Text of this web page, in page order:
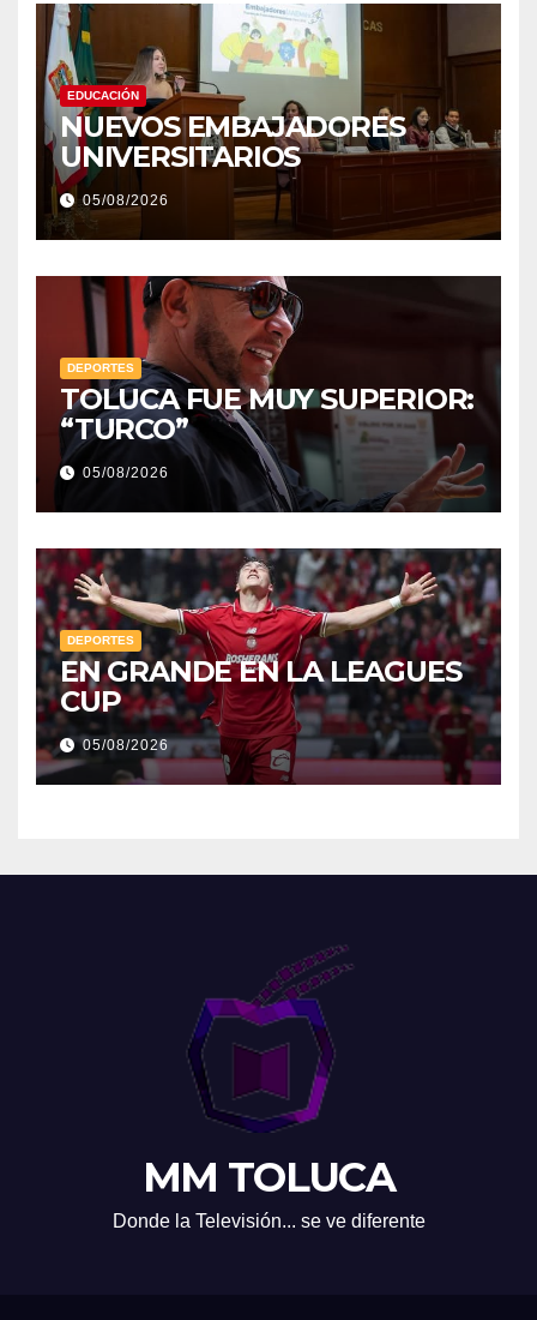
EDUCACIÓN
NUEVOS EMBAJADORES
UNIVERSITARIOS
05/08/2026
DEPORTES
TOLUCA FUE MUY SUPERIOR:
“TURCO”
05/08/2026
DEPORTES
EN GRANDE EN LA LEAGUES
CUP
05/08/2026
MM TOLUCA
Donde la Televisión... se ve diferente